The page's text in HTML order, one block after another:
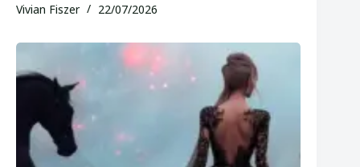
Vivian Fiszer 22/07/2026